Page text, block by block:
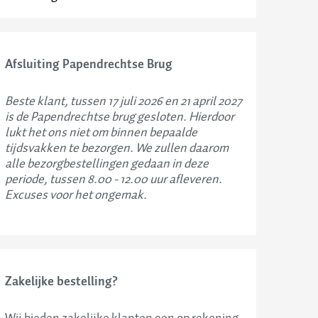
Afsluiting Papendrechtse Brug
Beste klant, tussen 17 juli 2026 en 21 april 2027
is de Papendrechtse brug gesloten. Hierdoor
lukt het ons niet om binnen bepaalde
tijdsvakken te bezorgen. We zullen daarom
alle bezorgbestellingen gedaan in deze
periode, tussen 8.00 - 12.00 uur afleveren.
Excuses voor het ongemak.
Zakelijke bestelling?